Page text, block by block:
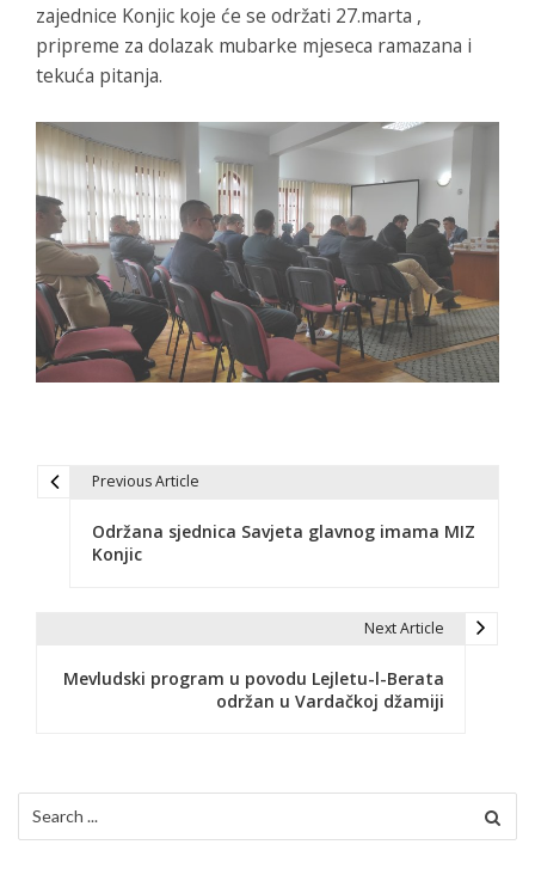
zajednice Konjic koje će se održati 27.marta ,
pripreme za dolazak mubarke mjeseca ramazana i
tekuća pitanja.
i
j
Previous Article
Održana sjednica Savjeta glavnog imama MIZ
Konjic
Next Article
Mevludski program u povodu Lejletu-l-Berata
održan u Vardačkoj džamiji
for: